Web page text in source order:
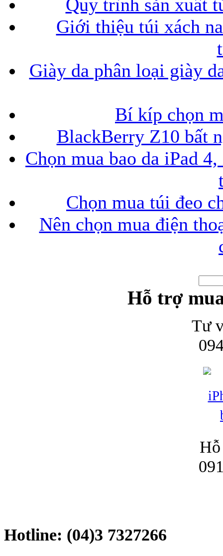
Quy trình sản xuất
Giới thiệu túi xách
Giày da phân loại giày
Bí kíp chọn
BlackBerry Z10 bất
Chọn mua bao da iPad
Chọn mua túi đeo
Nên chọn mua điện
Hỗ trợ
Tư
Hotline: (04)3 7327266